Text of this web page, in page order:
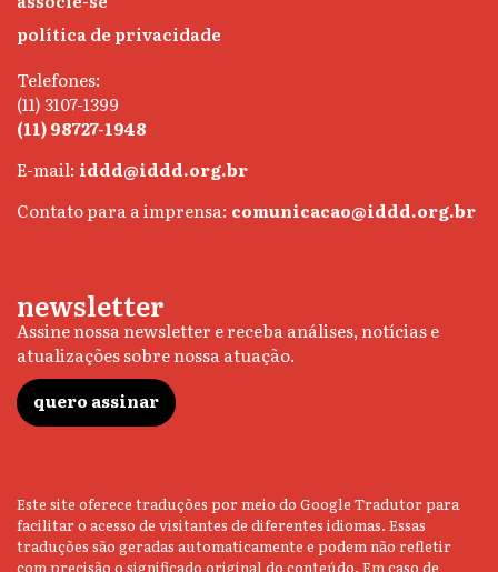
política de privacidade
Telefones:
(11) 3107-1399
(11) 98727-1948
E-mail: iddd@iddd.org.br
Contato para a imprensa: comunicacao@iddd.org.br
newsletter
Assine nossa newsletter e receba análises, notícias e
atualizações sobre nossa atuação.
quero assinar
Este site oferece traduções por meio do Google Tradutor para
facilitar o acesso de visitantes de diferentes idiomas. Essas
traduções são geradas automaticamente e podem não refletir
com precisão o significado original do conteúdo. Em caso de